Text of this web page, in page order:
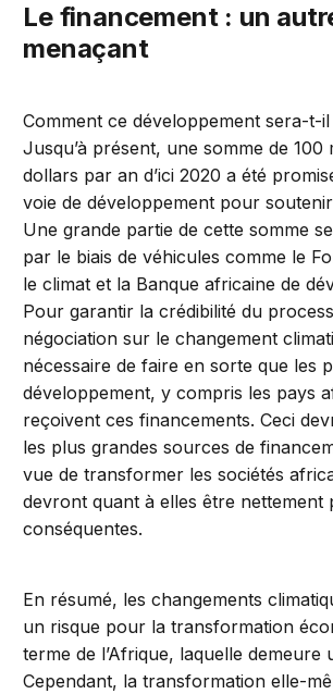
Le financement : un autre défi
menaçant
Comment ce développement sera-t-
Jusqu’à présent, une somme de 100
dollars par an d’ici 2020 a été
voie de développement pour
Une grande partie de cette somme
par le biais de véhicules comme le
le climat et la Banque africaine de
Pour garantir la crédibilité du
négociation sur le changement
nécessaire de faire en sorte que les
développement, y compris les pays
reçoivent ces financements. Ceci
les plus grandes sources de
vue de transformer les sociétés
devront quant à elles être nettement
conséquentes.
En résumé, les changements
un risque pour la transformation
terme de l’Afrique, laquelle demeure
Cependant, la transformation elle-